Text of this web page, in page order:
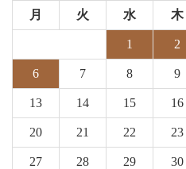
月
火 水 木
1 2
6 7 8 9
13 14 15 16
20 21 22 23
27 28 29 30